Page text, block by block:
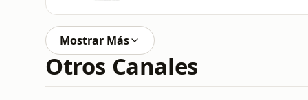
Mostrar Más
Otros Canales